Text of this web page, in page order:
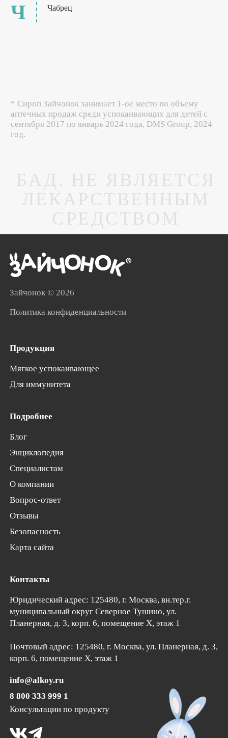
Ч Чабрец
* Сироп Зайчонок занимает 1-ое место по объему
аптечных продаж среди успокаивающих для детей с
сентября 2017 по январь 2024 года, DMS Group, 2024
год.
Зайчонок © 2026
Политика конфиденциальности
Продукция
Мягкое успокаивающее
Для иммунитета
Подробнее
Блог
Энциклопедия
Специалистам
О компании
Вопрос-ответ
Отзывы
Безопасность
Карта сайта
Контакты
Юридический адрес: 125480, г. Москва, вн.тер.г.
муниципальный округ Северное Тушино,ул.
Планерная, д. 3, корп. 6, помещение Х, этаж 1
Почтовый адрес: 125480, г.Москва, ул. Планерная, д. 3,
корп. 6, помещение Х, этаж 1
info@alkoy.ru
8 800 333 999 1
Консультации по продукту